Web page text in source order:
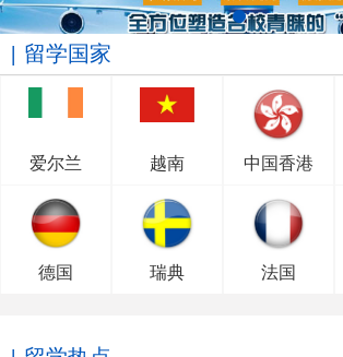
留学国家
爱尔兰 越南 中国香港
德国 瑞典 法国